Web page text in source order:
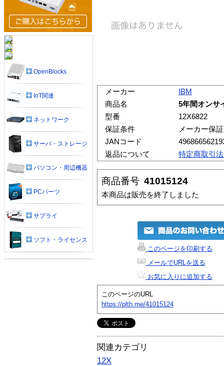
メーカー
IBM
商品名
5年間オンサ
型番
12X6822
保証条件
メーカー保証
JANコード
返品について
特定商取引
商品番号 41015124
本商品は販売を終了しました
このページを印刷する
メールでURLを送る
お気に入りに追加する
このページのURL
https://plth.me/41015124
関連カテゴリ
12X
OpenBlocks
IoT関連
ネットワーク
サーバ・ストレージ
パソコン・周辺機器
PCパーツ
サプライ
ソフト・ライセンス